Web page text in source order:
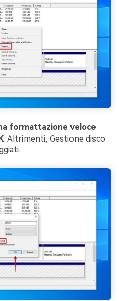
formattazione veloce
. Altrimenti, Gestione disco